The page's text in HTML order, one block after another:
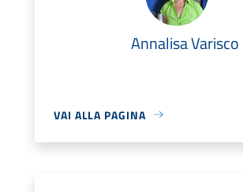
Annalisa Varisco
VAI ALLA PAGINA